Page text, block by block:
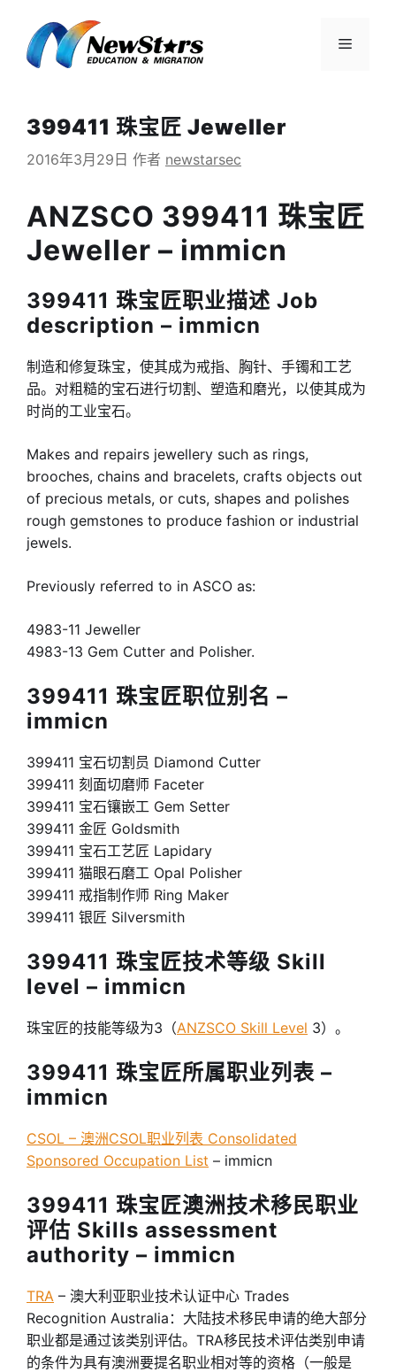
菜
399411 珠宝匠 Jeweller
2016年3月29日 作者 newstarsec
ANZSCO 399411 珠宝匠
Jeweller – immicn
399411 珠宝匠职业描述 Job
description – immicn
制造和修复珠宝，使其成为戒指、胸针、手镯和工艺
品。对粗糙的宝石进行切割、塑造和磨光，以使其成为
时尚的工业宝石。
Makes and repairs jewellery such as rings,
brooches, chains and bracelets, crafts objects out
of precious metals, or cuts, shapes and polishes
rough gemstones to produce fashion or industrial
jewels.
Previously referred to in ASCO as:
4983-11 Jeweller
4983-13 Gem Cutter and Polisher.
399411 珠宝匠职位别名 –
immicn
399411 宝石切割员 Diamond Cutter
399411 刻面切磨师 Faceter
399411 宝石镶嵌工 Gem Setter
399411 金匠 Goldsmith
399411 宝石工艺匠 Lapidary
399411 猫眼石磨工 Opal Polisher
399411 戒指制作师 Ring Maker
399411 银匠 Silversmith
399411 珠宝匠技术等级 Skill
level – immicn
珠宝匠的技能等级为3（ANZSCO Skill Level 3）。
399411 珠宝匠所属职业列表 –
immicn
CSOL – 澳洲CSOL职业列表 Consolidated
Sponsored Occupation List – immicn
399411 珠宝匠澳洲技术移民职业
评估 Skills assessment
authority – immicn
TRA – 澳大利亚职业技术认证中心 Trades
Recognition Australia：大陆技术移民申请的绝大部分
职业都是通过该类别评估。TRA移民技术评估类别申请
的条件为具有澳洲要提名职业相对等的资格（一般是